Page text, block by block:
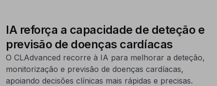
IA reforça a capacidade de deteção e
previsão de doenças cardíacas
O CLAdvanced recorre à IA para melhorar a deteção,
monitorização e previsão de doenças cardíacas,
apoiando decisões clínicas mais rápidas e precisas.